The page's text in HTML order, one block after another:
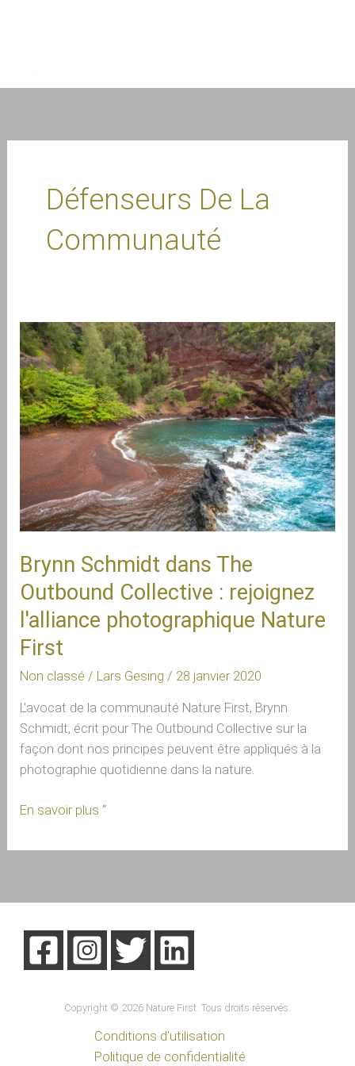
Défenseurs De La
Communauté
Brynn Schmidt dans The
Outbound Collective : rejoignez
l'alliance photographique Nature
First
Non classé / Lars Gesing / 28 janvier 2020
L'avocat de la communauté Nature First, Brynn
Schmidt, écrit pour The Outbound Collective sur la
façon dont nos principes peuvent être appliqués à la
photographie quotidienne dans la nature.
Brynn
Schmidt
dans
The
Outbound
Collective :
rejoignez
l'alliance
photographique
Nature
En savoir plus "
Copyright © 2026 Nature First. Tous droits réservés.
Conditions d'utilisation
Politique de confidentialité